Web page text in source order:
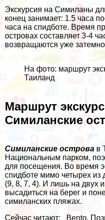
Экскурсия на Симиланы
конец занимает: 1.5 часа
часа на спидботе. Время
островах составляет 3-4
возвращаются уже
На фото: маршрут
Таиланд
Маршрут
Симиланские
Симиланские острова в
Национальным парком,
для посещения. Во время
спидботе мимо четырех из
(9, 8, 7, 4). И лишь на двух
высадиться на берег и
симиланских пляжах.
Сейчас читают:
Bento.